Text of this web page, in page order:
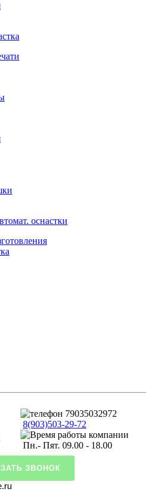
оснастки
8(903)503-29-72
Пн.- Пят. 09.00 - 18.00
ЗВОНОК